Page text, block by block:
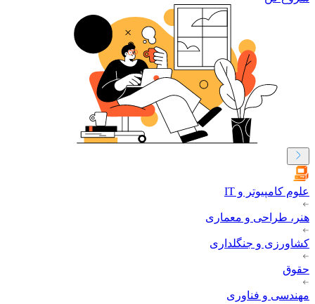
علوم کامپیوتر و IT
هنر، طراحی و معماری
کشاورزی و جنگلداری
حقوق
مهندسی و فناوری